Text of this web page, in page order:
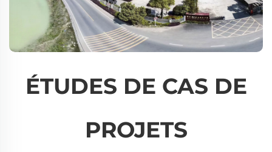
ÉTUDES DE CAS DE
PROJETS